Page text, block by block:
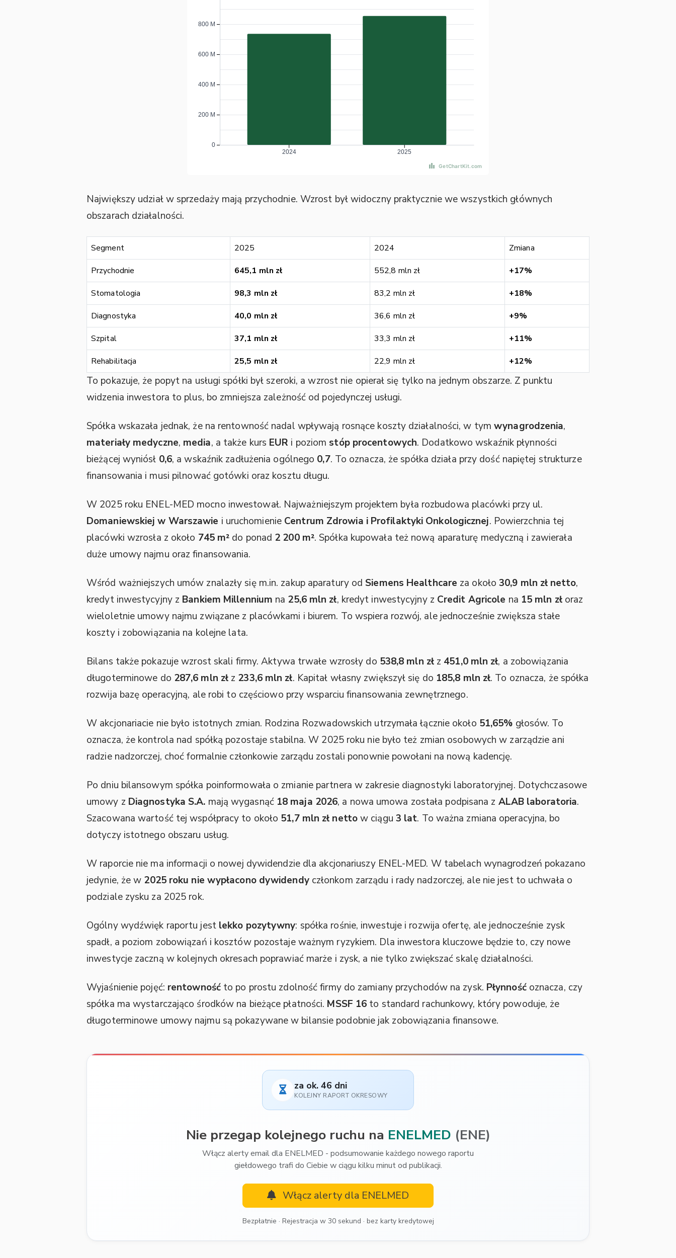
Największy udział w sprzedaży mają przychodnie. Wzrost był widoczny praktycznie we wszystkich głównych
obszarach działalności.
Segment 2025 2024 Zmiana
Przychodnie 645,1 mln zł 552,8 mln zł +17%
Stomatologia 98,3 mln zł 83,2 mln zł +18%
Diagnostyka 40,0 mln zł 36,6 mln zł +9%
Szpital 37,1 mln zł 33,3 mln zł +11%
Rehabilitacja 25,5 mln zł 22,9 mln zł +12%
To pokazuje, że popyt na usługi spółki był szeroki, a wzrost nie opierał się tylko na jednym obszarze. Z punktu
widzenia inwestora to plus, bo zmniejsza zależność od pojedynczej usługi.
Spółka wskazała jednak, że na rentowność nadal wpływają rosnące koszty działalności, w tymwynagrodzenia,
materiały medyczne, media, a także kurs EUR i poziom stóp procentowych. Dodatkowo wskaźnik płynności
bieżącej wyniósł 0,6, a wskaźnik zadłużenia ogólnego 0,7. To oznacza, że spółka działa przy dość napiętej strukturze
finansowania i musi pilnować gotówki oraz kosztu długu.
W 2025 roku ENEL-MED mocno inwestował. Najważniejszym projektem była rozbudowa placówki przy ul.
Domaniewskiej w Warszawie i uruchomienie Centrum Zdrowia i Profilaktyki Onkologicznej. Powierzchnia tej
placówki wzrosła z około 745 m² do ponad 2 200 m². Spółka kupowała też nową aparaturę medyczną i zawierała
duże umowy najmu oraz finansowania.
Wśród ważniejszych umów znalazły się m.in. zakup aparatury odSiemens Healthcare za około30,9 mln zł netto,
kredyt inwestycyjny z Bankiem Millennium na 25,6 mln zł, kredyt inwestycyjny z Credit Agricole na 15 mln złoraz
wieloletnie umowy najmu związane z placówkami i biurem. To wspiera rozwój, ale jednocześnie zwiększa stałe
koszty i zobowiązania na kolejne lata.
Bilans także pokazuje wzrost skali firmy. Aktywa trwałe wzrosły do 538,8 mln złz 451,0 mln zł, a zobowiązania
długoterminowe do 287,6 mln zł z 233,6 mln zł. Kapitał własny zwiększył się do 185,8 mln zł. To oznacza, że spółka
rozwija bazę operacyjną, ale robi to częściowo przy wsparciu finansowania zewnętrznego.
W akcjonariacie nie było istotnych zmian. Rodzina Rozwadowskich utrzymała łącznie około 51,65% głosów. To
oznacza, że kontrola nad spółką pozostaje stabilna. W 2025 roku nie było też zmian osobowych w zarządzie ani
radzie nadzorczej, choć formalnie członkowie zarządu zostali ponownie powołani na nową kadencję.
Po dniu bilansowym spółka poinformowała o zmianie partnera w zakresie diagnostyki laboratoryjnej. Dotychczasowe
umowy z Diagnostyka S.A. mają wygasnąć 18 maja 2026, a nowa umowa została podpisana z ALAB laboratoria.
Szacowana wartość tej współpracy to około 51,7 mln zł nettow ciągu 3 lat. To ważna zmiana operacyjna, bo
dotyczy istotnego obszaru usług.
W raporcie nie ma informacji o nowej dywidendzie dla akcjonariuszy ENEL-MED. W tabelach wynagrodzeń pokazano
jedynie, że w 2025 roku nie wypłacono dywidendyczłonkom zarządu i rady nadzorczej, ale nie jest to uchwała o
podziale zysku za 2025 rok.
Ogólny wydźwięk raportu jest lekko pozytywny: spółka rośnie, inwestuje i rozwija ofertę, ale jednocześnie zysk
spadł, a poziom zobowiązań i kosztów pozostaje ważnym ryzykiem. Dla inwestora kluczowe będzie to, czy nowe
inwestycje zaczną w kolejnych okresach poprawiać marże i zysk, a nie tylko zwiększać skalę działalności.
Wyjaśnienie pojęć: rentownośćto po prostu zdolność firmy do zamiany przychodów na zysk. Płynnośćoznacza, czy
spółka ma wystarczająco środków na bieżące płatności. MSSF 16 to standard rachunkowy, który powoduje, że
długoterminowe umowy najmu są pokazywane w bilansie podobnie jak zobowiązania finansowe.
za ok. 46 dni
KOLEJNY RAPORT OKRESOWY
Nie przegap kolejnego ruchu na ENELMED (ENE)
Włącz alerty email dla ENELMED - podsumowanie każdego nowego raportu
giełdowego trafi do Ciebie w ciągu kilku minut od publikacji.
Włącz alerty dla ENELMED
Bezpłatnie · Rejestracja w 30 sekund · bez karty kredytowej